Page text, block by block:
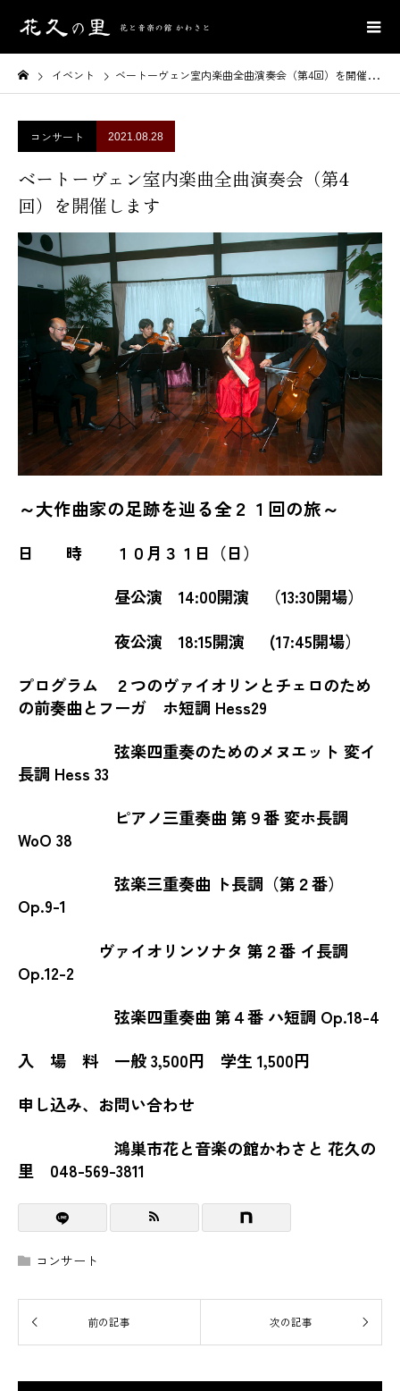
イベント ベートーヴェン室内楽曲全曲演奏会（第4回）を開催します
コンサート 2021.08.28
ベートーヴェン室内楽曲全曲演奏会（第4
回）を開催します
～大作曲家の足跡を辿る全２１回の旅～
日 時 １０月３１日（日）
昼公演 14:00開演 （13:30開場）
夜公演 18:15開演 (17:45開場）
プログラム ２つのヴァイオリンとチェロのため
の前奏曲とフーガ ホ短調 Hess29
弦楽四重奏のためのメヌエット 変イ
長調 Hess 33
ピアノ三重奏曲 第９番 変ホ長調
WoO 38
弦楽三重奏曲 ト長調（第２番）
Op.9-1
ヴァイオリンソナタ 第２番 イ長調
Op.12-2
弦楽四重奏曲 第４番 ハ短調 Op.18-4
入 場 料 一般 3,500円 学生 1,500円
申し込み、お問い合わせ
鴻巣市花と音楽の館かわさと 花久の
里 048-569-3811
コンサート